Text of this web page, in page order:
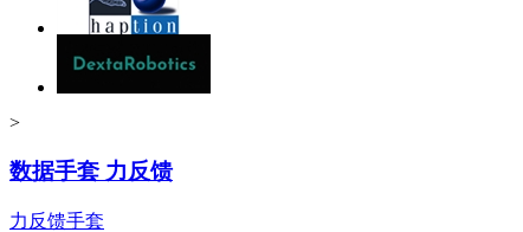
>
数据手套 力反馈
力反馈手套